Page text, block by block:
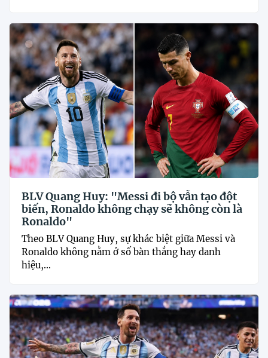
BLV Quang Huy: "Messi đi bộ vẫn tạo đột
biến, Ronaldo không chạy sẽ không còn là
Ronaldo"
Theo BLV Quang Huy, sự khác biệt giữa Messi và
Ronaldo không nằm ở số bàn thắng hay danh
hiệu,...